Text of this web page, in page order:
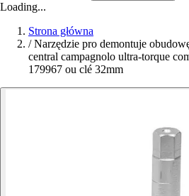
Loading...
Strona główna
/ Narzędzie pro demontuje
central campagnolo ultra-torque
179967 ou clé 32mm